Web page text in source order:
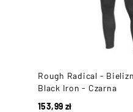
Rough Radical -
Black Iron - Czarna
153,99 zł